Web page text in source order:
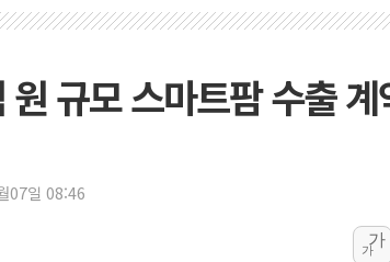
인천 합동연설회 나
인사하는 김민석 당
[속보] 민주, 제주·
[속보] 민주, 인천
[속보] 민주, 제주
美, 이란전 출구전
규모 스마트팜 수출 계
07일 08:46
가
가